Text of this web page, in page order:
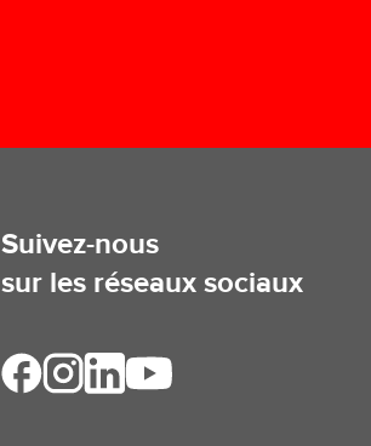
Suivez-nous
sur les réseaux sociaux